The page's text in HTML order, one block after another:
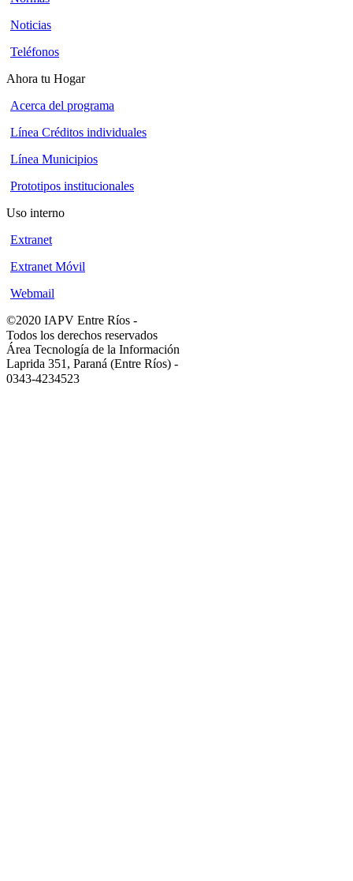
Noticias
Teléfonos
Ahora tu Hogar
Acerca del programa
Línea Créditos individuales
Línea Municipios
Prototipos institucionales
Uso interno
Extranet
Extranet Móvil
Webmail
©2020 IAPV Entre Ríos -
Todos los derechos reservados
Área Tecnología de la Información
Laprida 351, Paraná (Entre Ríos) -
0343-4234523